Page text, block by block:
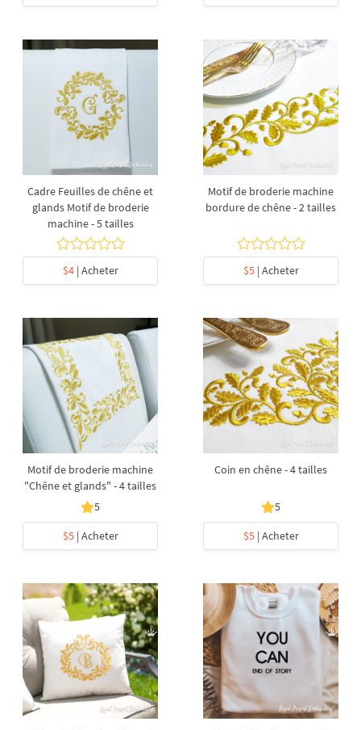
Cadre Feuilles de chêne et
glands Motif de broderie
machine - 5 tailles
$4| Acheter
Motif de broderie machine
bordure de chêne - 2 tailles
$5| Acheter
Motif de broderie machine
"Chêne et glands" - 4 tailles
5
$5| Acheter
Coin en chêne - 4 tailles
5
$5| Acheter